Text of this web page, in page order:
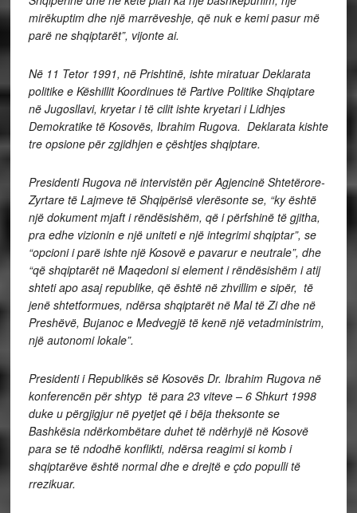
mirëkuptim dhe një marrëveshje, që nuk e kemi pasur më
parë ne shqiptarët”, vijonte ai.
Në 11 Tetor 1991, në Prishtinë, ishte miratuar Deklarata
politike e Këshillit Koordinues të Partive Politike Shqiptare
në Jugosllavi, kryetar i të cilit ishte kryetari i Lidhjes
Demokratike të Kosovës, Ibrahim Rugova. Deklarata kishte
tre opsione për zgjidhjen e çështjes shqiptare.
Presidenti Rugova në intervistën për Agjencinë Shtetërore-
Zyrtare të Lajmeve të Shqipërisë vlerësonte se, “ky është
një dokument mjaft i rëndësishëm, që i përfshinë të gjitha,
pra edhe vizionin e një uniteti e një integrimi shqiptar”, se
“opcioni i parë ishte një Kosovë e pavarur e neutrale”, dhe
“që shqiptarët në Maqedoni si element i rëndësishëm i atij
shteti apo asaj republike, që është në zhvillim e sipër, të
jenë shtetformues, ndërsa shqiptarët në Mal të Zi dhe në
Preshëvë, Bujanoc e Medvegjë të kenë një vetadministrim,
një autonomi lokale”.
Presidenti i Republikës së Kosovës Dr. Ibrahim Rugova në
konferencën për shtyp të para 23 viteve – 6 Shkurt 1998
duke u përgjigjur në pyetjet që i bëja theksonte se
Bashkësia ndërkombëtare duhet të ndërhyjë në Kosovë
para se të ndodhë konflikti, ndërsa reagimi si komb i
shqiptarëve është normal dhe e drejtë e çdo populli të
rrezikuar.